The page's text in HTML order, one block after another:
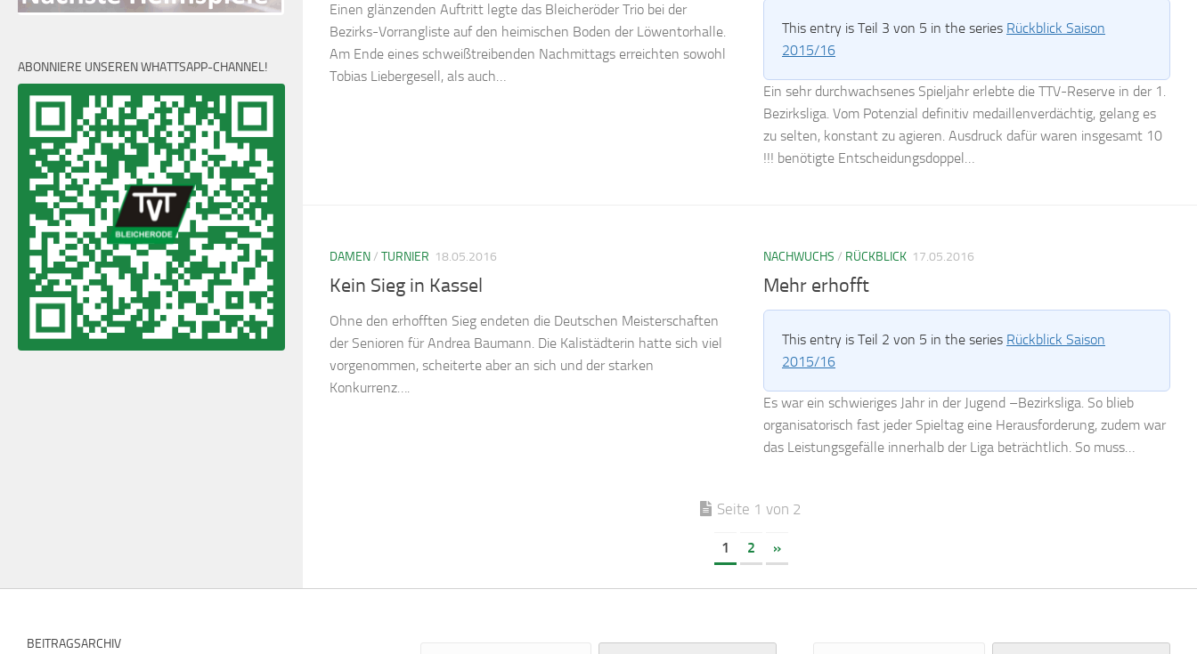
Einen glänzenden Auftritt legte das Bleicheröder Trio bei der
Bezirks-Vorrangliste auf den heimischen Boden der Löwentorhalle.
Am Ende eines schweißtreibenden Nachmittags erreichten sowohl
Tobias Liebergesell, als auch…
This entry is Teil 3 von 5 in the series Rückblick Saison
2015/16
Ein sehr durchwachsenes Spieljahr erlebte die TTV-Reserve in der 1.
Bezirksliga. Vom Potenzial definitiv medaillenverdächtig, gelang es
zu selten, konstant zu agieren. Ausdruck dafür waren insgesamt 10
!!! benötigte Entscheidungsdoppel…
DAMEN/ TURNIER 18.05.2016
Kein Sieg in Kassel
Ohne den erhofften Sieg endeten die Deutschen Meisterschaften
der Senioren für Andrea Baumann. Die Kalistädterin hatte sich viel
vorgenommen, scheiterte aber an sich und der starken
Konkurrenz….
NACHWUCHS / RÜCKBLICK 17.05.2016
Mehr erhofft
This entry is Teil 2 von 5 in the series Rückblick Saison
2015/16
Es war ein schwieriges Jahr in der Jugend –Bezirksliga. So blieb
organisatorisch fast jeder Spieltag eine Herausforderung, zudem war
das Leistungsgefälle innerhalb der Liga beträchtlich. So muss…
Seite 1 von 2
1 2 »
ABONNIERE UNSEREN WHATTSAPP-CHANNEL!
BEITRAGSARCHIV